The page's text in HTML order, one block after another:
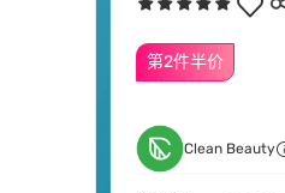
第2件半价
Clean Beauty